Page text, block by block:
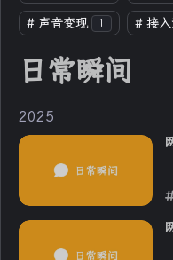
# 声音变现 1 # 接
日常瞬间
2025